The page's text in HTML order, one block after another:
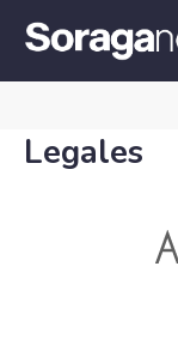
Legales